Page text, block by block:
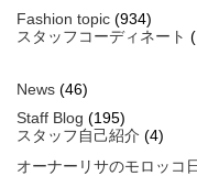
Fashion topic (934)
スタッフコーディネート
News (46)
Staff Blog (195)
スタッフ自己紹介 (4)
オーナーリサのモロッコ